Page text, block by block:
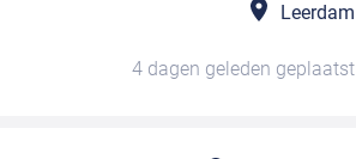
Leerdam
4 dagen geleden geplaatst